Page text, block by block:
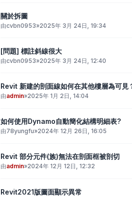
關於拆圖
由cvbn0953»2025年 3月 24日, 19:34
[問題] 標註斜線很大
由cvbn0953»2025年 3月 24日, 12:40
Revit 新建的剖面線如何在其他樓層為可見
由admin»2025年 1月 2日, 14:04
如何使用Dynamo自動簡化結構明細表?
由78yungfu»2024年 12月 26日, 16:05
Revit 部分元件(族)無法在剖面框被剖切
由admin»2024年 12月 12日, 12:32
Revit2021版圖面顯示異常